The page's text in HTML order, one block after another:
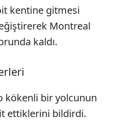
kentine gitmesi
Montreal
kaldı.
kökenli bir yolcunun
ettiklerini bildirdi.